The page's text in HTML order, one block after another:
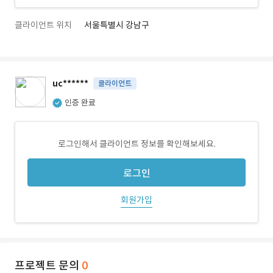
클라이언트 위치 서울특별시 강남구
uc****** 클라이언트
인증 완료
로그인해서 클라이언트 정보를 확인해보세요.
로그인
회원가입
프로젝트 문의 0